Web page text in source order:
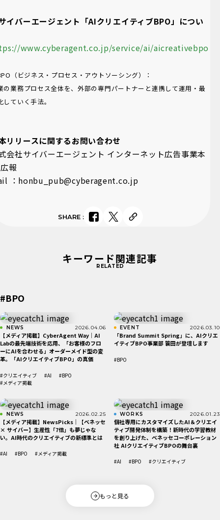
イバーエージェント「AIクリエイティブBPO」につい
www.cyberagent.co.jp/service/ai/aicreativebpo
（ビジネス・プロセス・アウトソーシング）：
の業務プロセス全体を、外部の専門パートナーと連携して運用・最
していく手法。
リリースに関するお問い合わせ
会社サイバーエージェント インターネット広告事業本
報
：honbu_pub@cyberagent.co.jp
SHARE:
キーワード関連記事
RELATED
#BPO
もっと見る
NEWS 2026.04.06
【メディア掲載】CyberAgent Way｜AI
Labの最先端技術を応用、「お客様のフロ
ーにAIを合わせる」オーダーメイド型の変
革。「AIクリエイティブBPO」の真価
#クリエイティブ #AI
#BPO
#メディア掲載
EVENT 2026.03.10
「Brand Summit Spring」に、AIクリエ
イティブBPO事業部 簑田が登壇します
#BPO
NEWS 2026.02.25
【メディア掲載】NewsPicks｜【ベネッセ
× サイバー】生産性「7倍」も夢じゃな
い。AI時代のクリエイティブの新標準とは
#AI #BPO #メディア掲載
WORKS 2026.01.23
​個社専用にカスタマイズしたAI＆クリエイ
ティブ開発体制を構築！新時代の学習教材
を創り上げた、ベネッセコーポレーション
社 AIクリエイティブBPOの舞台裏
#AI #BPO #クリエイティブ